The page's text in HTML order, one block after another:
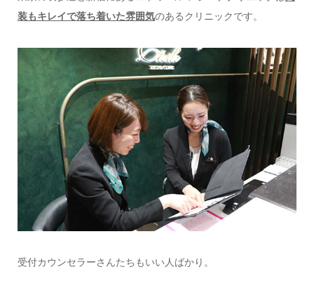
装もキレイで落ち着いた雰囲気のあるクリニックです。
受付カウンセラーさんたちもいい人ばかり。